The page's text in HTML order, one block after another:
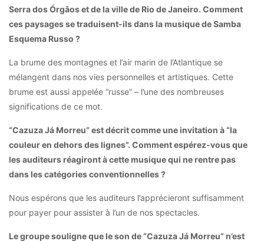
Serra dos Órgãos et de la ville de Rio de Janeiro. Comment
ces paysages se traduisent-ils dans la musique de Samba
Esquema Russo ?
La brume des montagnes et l’air marin de l’Atlantique se
mélangent dans nos vies personnelles et artistiques. Cette
brume est aussi appelée “russe” – l’une des nombreuses
significations de ce mot.
“Cazuza Já Morreu” est décrit comme une invitation à “la
couleur en dehors des lignes”. Comment espérez-vous que
les auditeurs réagiront à cette musique qui ne rentre pas
dans les catégories conventionnelles ?
Nous espérons que les auditeurs l’apprécieront suffisamment
pour payer pour assister à l’un de nos spectacles.
Le groupe souligne que le son de “Cazuza Já Morreu” n’est